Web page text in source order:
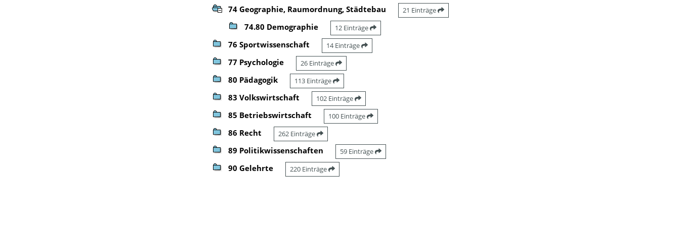
74 Geographie, Raumordnung, Städtebau 21 Einträge
74.80 Demographie 12 Einträge
76 Sportwissenschaft 14 Einträge
77 Psychologie 26 Einträge
80 Pädagogik 113 Einträge
83 Volkswirtschaft 102 Einträge
85 Betriebswirtschaft 100 Einträge
86 Recht 262 Einträge
89 Politikwissenschaften 59 Einträge
90 Gelehrte 220 Einträge